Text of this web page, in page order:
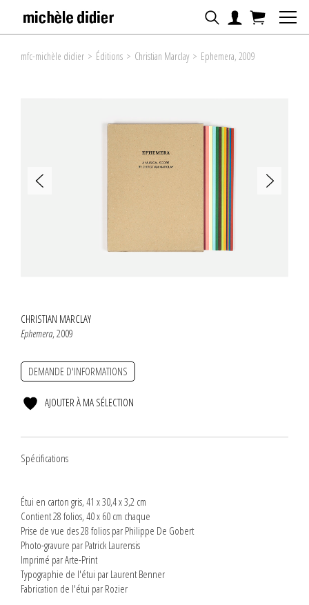
mfc-michèle didier > Éditions > Christian Marclay > Ephemera, 2009
CHRISTIAN MARCLAY
Ephemera, 2009
DEMANDE D'INFORMATIONS
AJOUTER À MA SÉLECTION
Spécifications
Étui en carton gris, 41 x 30,4 x 3,2 cm
Contient 28 folios, 40 x 60 cm chaque
Prise de vue des 28 folios par Philippe De Gobert
Photo-gravure par Patrick Laurensis
Imprimé par Arte-Print
Typographie de l'étui par Laurent Benner
Fabrication de l'étui par Rozier